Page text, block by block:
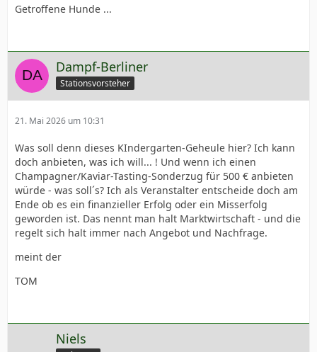
Getroffene Hunde ...
Dampf-Berliner
Stationsvorsteher
21. Mai 2026 um 10:31
Was soll denn dieses KIndergarten-Geheule hier? Ich kann
doch anbieten, was ich will... ! Und wenn ich einen
Champagner/Kaviar-Tasting-Sonderzug für 500 € anbieten
würde - was soll´s? Ich als Veranstalter entscheide doch am
Ende ob es ein finanzieller Erfolg oder ein Misserfolg
geworden ist. Das nennt man halt Marktwirtschaft - und die
regelt sich halt immer nach Angebot und Nachfrage.
meint der
TOM
Niels